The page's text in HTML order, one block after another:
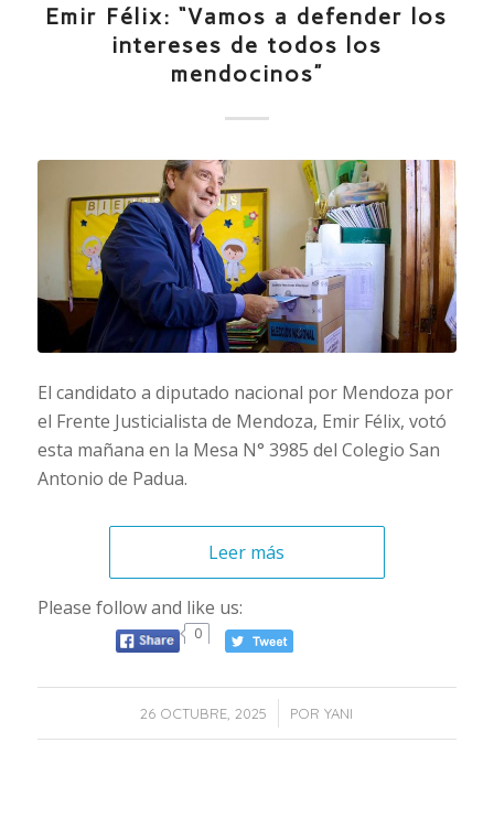
Emir Félix: “Vamos a defender los
intereses de todos los
mendocinos”
El candidato a diputado nacional por Mendoza por
el Frente Justicialista de Mendoza, Emir Félix, votó
esta mañana en la Mesa N° 3985 del Colegio San
Antonio de Padua.
Leer más
Please follow and like us:
0
26 OCTUBRE, 2025
/ PORYANI